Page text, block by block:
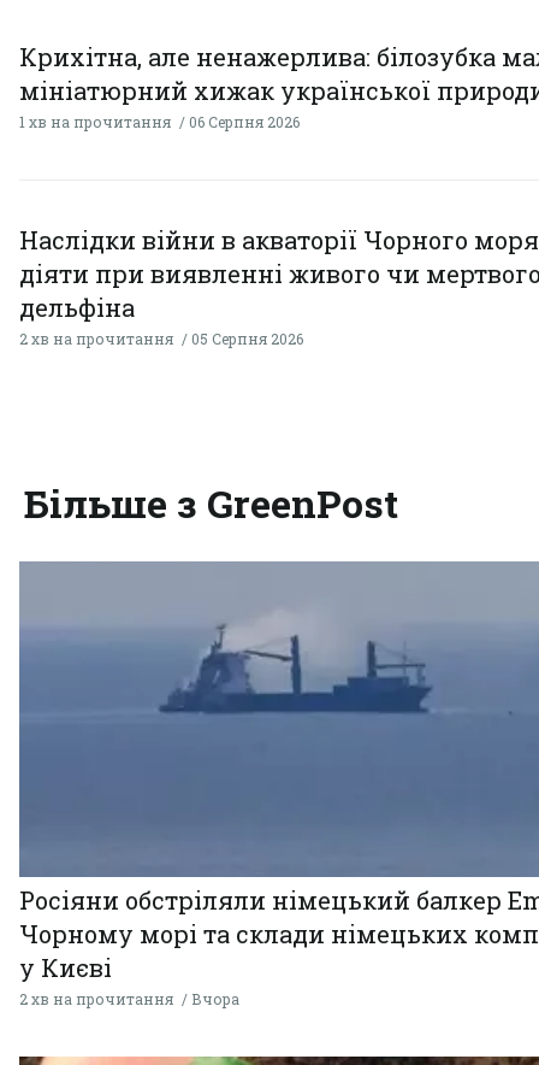
Крихітна, але ненажерлива: білозубка
мініатюрний хижак української
1 хв на прочитання 06 Серпня 2026
Наслідки війни в акваторії Чорного
діяти при виявленні живого чи
дельфіна
2 хв на прочитання 05 Серпня 2026
Більше з GreenPost
Росіяни обстріляли німецький балкер
Чорному морі та склади німецьких
у Києві
2 хв на прочитання Вчора